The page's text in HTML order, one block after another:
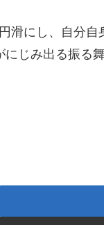
滑にし、自分自
じみ出る振る